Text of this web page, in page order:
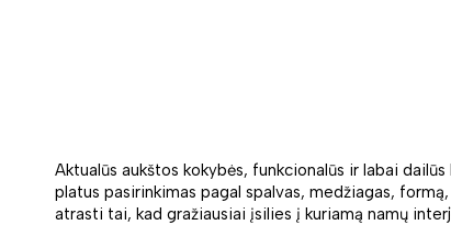
Aktualūs aukštos kokybės, funkcionalūs ir labai
platus pasirinkimas pagal spalvas, medžiagas,
atrasti tai, kad gražiausiai įsilies į kuriamą namų